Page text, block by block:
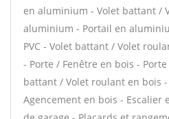
en aluminium - Volet battant /
aluminium - Portail en
PVC - Volet battant / Volet
- Porte / Fenêtre en bois -
battant / Volet roulant en bois
Agencement en bois - Escalier